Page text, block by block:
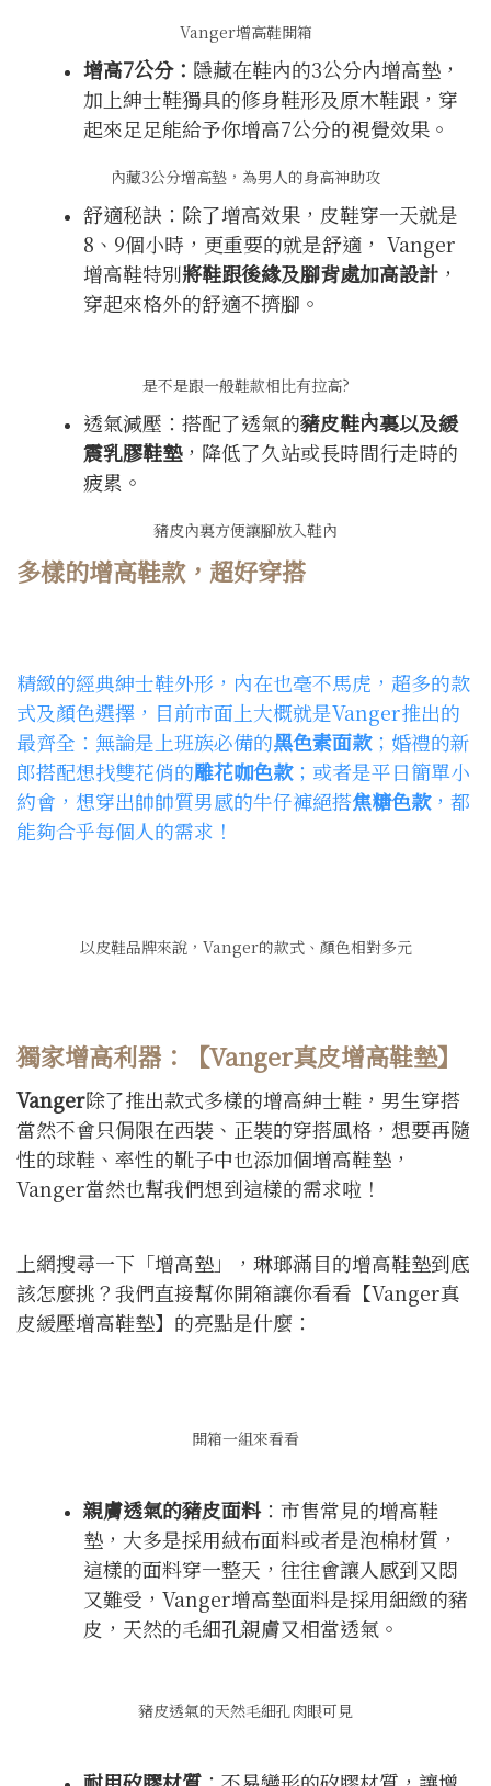
Vanger增高鞋開箱
增高7公分： 隱藏在鞋內的3公分內增高墊，
加上紳士鞋獨具的修身鞋形及原木鞋跟，穿
起來足足能給予你增高7公分的視覺效果。
內藏3公分增高墊，為男人的身高神助攻
舒適秘訣：除了增高效果，皮鞋穿一天就是
8、9個小時，更重要的就是舒適， Vanger
增高鞋特別將鞋跟後緣及腳背處加高設計 ，
穿起來格外的舒適不擠腳。
是不是跟一般鞋款相比有拉高?
透氣減壓：搭配了透氣的豬皮鞋內裏以及緩
震乳膠鞋墊，降低了久站或長時間行走時的
疲累。
豬皮內裏方便讓腳放入鞋內
多樣的增高鞋款，超好穿搭
精緻的經典紳士鞋外形，內在也毫不馬虎，超多的款
式及顏色選擇，目前市面上大概就是Vanger推出的
最齊全：無論是上班族必備的黑色素面款；婚禮的新
郎搭配想找雙花俏的雕花咖色款；或者是平日簡單小
約會，想穿出帥帥質男感的牛仔褲絕搭焦糖色款，都
能夠合乎每個人的需求！
以皮鞋品牌來說，Vanger的款式、顏色相對多元
獨家增高利器：【Vanger真皮增高鞋墊】
Vanger除了推出款式多樣的增高紳士鞋，男生穿搭
當然不會只侷限在西裝、正裝的穿搭風格，想要再隨
性的球鞋、率性的靴子中也添加個增高鞋墊，
Vanger當然也幫我們想到這樣的需求啦！
上網搜尋一下「增高墊」，琳瑯滿目的增高鞋墊到底
該怎麼挑？我們直接幫你開箱讓你看看【Vanger真
皮緩壓增高鞋墊】的亮點是什麼：
開箱一組來看看
親膚透氣的豬皮面料：市售常見的增高鞋
墊，大多是採用絨布面料或者是泡棉材質，
這樣的面料穿一整天，往往會讓人感到又悶
又難受，Vanger增高墊面料是採用細緻的豬
皮，天然的毛細孔親膚又相當透氣。
豬皮透氣的天然毛細孔肉眼可見